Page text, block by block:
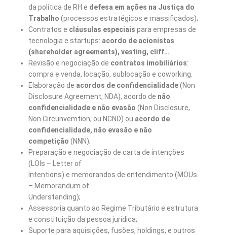
da política de RH e defesa em ações na Justiça do
Trabalho (processos estratégicos e massificados);
Contratos e cláusulas especiais para empresas de
tecnologia e startups: acordo de acionistas
(shareholder agreements), vesting, cliff…
Revisão e negociação de contratos imobiliários:
compra e venda, locação, sublocação e coworking.
Elaboração de acordos de confidencialidade(Non
Disclosure Agreement, NDA), acordo de não
confidencialidade e não evasão (Non Disclosure,
Non Circunvemtion, ou NCND) ou acordo de
confidencialidade, não evasão e não
competição (NNN);
Preparação e negociação de carta de intenções
(LOIs – Letter of
Intentions) e memorandos de entendimento (MOUs
– Memorandum of
Understanding);
Assessoria quanto ao Regime Tributário e estrutura
e constituição da pessoa jurídica;
Suporte para aquisições, fusões, holdings, e outros